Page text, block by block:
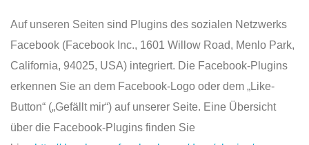
Auf unseren Seiten sind Plugins des sozialen Netzwerks
Facebook (Facebook Inc., 1601 Willow Road, Menlo Park,
California, 94025, USA) integriert. Die Facebook-Plugins
erkennen Sie an dem Facebook-Logo oder dem „Like-
Button“ („Gefällt mir“) auf unserer Seite. Eine Übersicht
über die Facebook-Plugins finden Sie